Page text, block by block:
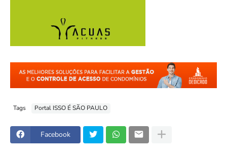
Tags Portal ISSO É SÃO PAULO
Facebook